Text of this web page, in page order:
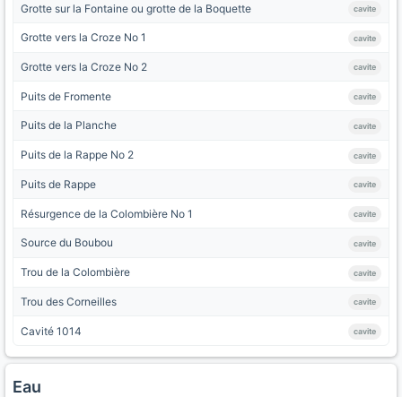
Grotte sur la Fontaine ou grotte de la Boquette cavite
Grotte vers la Croze No 1 cavite
Grotte vers la Croze No 2 cavite
Puits de Fromente cavite
Puits de la Planche cavite
Puits de la Rappe No 2 cavite
Puits de Rappe cavite
Résurgence de la Colombière No 1 cavite
Source du Boubou cavite
Trou de la Colombière cavite
Trou des Corneilles cavite
Cavité 1014 cavite
Eau